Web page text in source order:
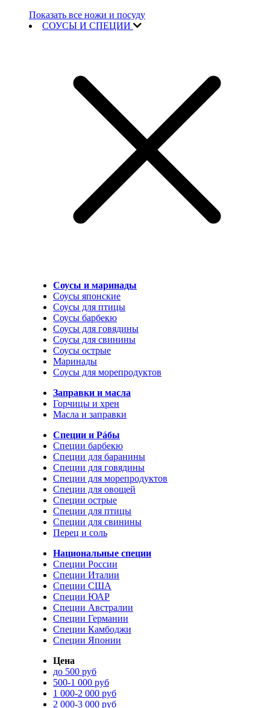
Показать все ножи и посуду
СОУСЫ И СПЕЦИИ
Соусы и маринады
Соусы японские
Соусы для птицы
Соусы барбекю
Соусы для говядины
Соусы для свинины
Соусы острые
Маринады
Соусы для морепродуктов
Заправки и масла
Горчицы и хрен
Масла и заправки
Специи и Рáбы
Специи барбекю
Специи для баранины
Специи для говядины
Специи для морепродуктов
Специи для овощей
Специи острые
Специи для птицы
Специи для свинины
Перец и соль
Национальные специи
Специи России
Специи Италии
Специи США
Специи ЮАР
Специи Австралии
Специи Германии
Специи Камбоджи
Специи Японии
Цена
до 500 руб
500-1 000 руб
1 000-2 000 руб
2 000-3 000 руб